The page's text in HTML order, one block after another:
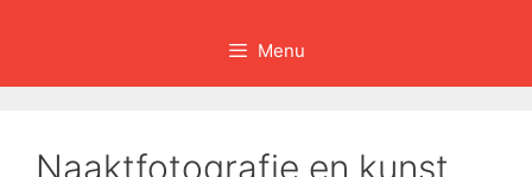
Menu
Naaktfotografie en kunst